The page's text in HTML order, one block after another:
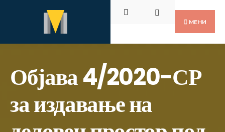
содржината
МЕНИ
Објава 4/2020-СР
за издавање на